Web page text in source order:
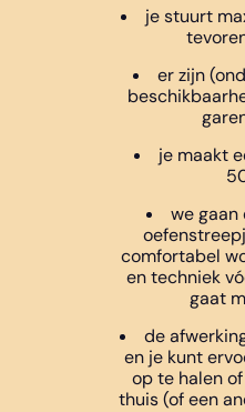
je stuurt
er zijn
je maakt
we gaan
comfortabel
en techniek
gaat
de
en je kunt
op te halen
thuis (of een